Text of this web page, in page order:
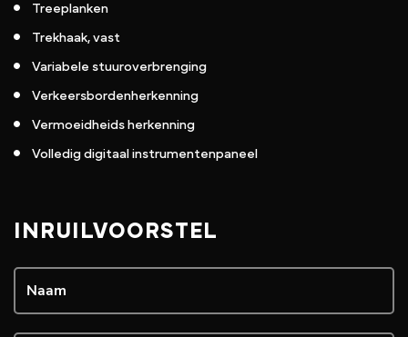
Treeplanken
Trekhaak, vast
Variabele stuuroverbrenging
Verkeersbordenherkenning
Vermoeidheids herkenning
Volledig digitaal instrumentenpaneel
INRUILVOORSTEL